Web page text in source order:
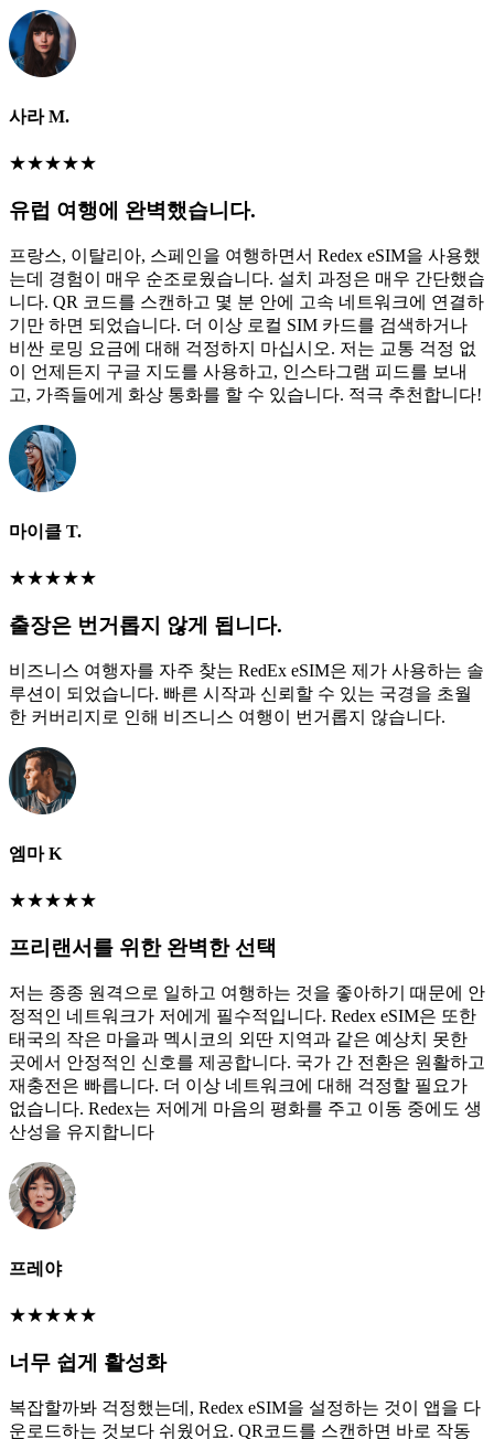
사라 M.
★★★★★
유럽 여행에 완벽했습니다.
프랑스, 이탈리아, 스페인을 여행하면서 Redex eSIM을 사용했
는데 경험이 매우 순조로웠습니다. 설치 과정은 매우 간단했습
니다. QR 코드를 스캔하고 몇 분 안에 고속 네트워크에 연결하
기만 하면 되었습니다. 더 이상 로컬 SIM 카드를 검색하거나
비싼 로밍 요금에 대해 걱정하지 마십시오. 저는 교통 걱정 없
이 언제든지 구글 지도를 사용하고, 인스타그램 피드를 보내
고, 가족들에게 화상 통화를 할 수 있습니다. 적극 추천합니다!
마이클 T.
★★★★★
출장은 번거롭지 않게 됩니다.
비즈니스 여행자를 자주 찾는 RedEx eSIM은 제가 사용하는 솔
루션이 되었습니다. 빠른 시작과 신뢰할 수 있는 국경을 초월
한 커버리지로 인해 비즈니스 여행이 번거롭지 않습니다.
엠마 K
★★★★★
프리랜서를 위한 완벽한 선택
저는 종종 원격으로 일하고 여행하는 것을 좋아하기 때문에 안
정적인 네트워크가 저에게 필수적입니다. Redex eSIM은 또한
태국의 작은 마을과 멕시코의 외딴 지역과 같은 예상치 못한
곳에서 안정적인 신호를 제공합니다. 국가 간 전환은 원활하고
재충전은 빠릅니다. 더 이상 네트워크에 대해 걱정할 필요가
없습니다. Redex는 저에게 마음의 평화를 주고 이동 중에도 생
산성을 유지합니다
프레야
★★★★★
너무 쉽게 활성화
복잡할까봐 걱정했는데, Redex eSIM을 설정하는 것이 앱을 다
운로드하는 것보다 쉬웠어요. QR코드를 스캔하면 바로 작동